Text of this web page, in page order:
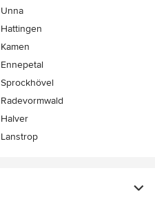
Unna
Hattingen
Kamen
Ennepetal
Sprockhövel
Radevormwald
Halver
Lanstrop